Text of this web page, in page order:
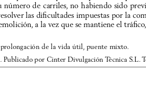
de carriles, no habiendo sido
las dificultades impuestas por la
a la vez que se mantiene el
de la vida útil, puente mixto.
por Cinter Divulgación Técnica S.L.